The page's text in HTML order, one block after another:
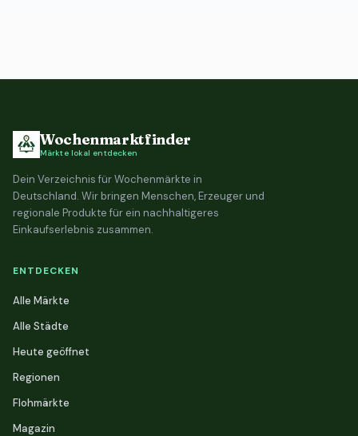
Wochenmarktfinder
Märkte lokal entdecken
Dein Verzeichnis für Wochenmärkte in
Deutschland. Wir bringen Menschen, Erzeuger und
regionale Produkte für ein nachhaltigeres
Einkaufserlebnis zusammen.
ENTDECKEN
Alle Märkte
Alle Städte
Heute geöffnet
Regionen
Flohmärkte
Magazin